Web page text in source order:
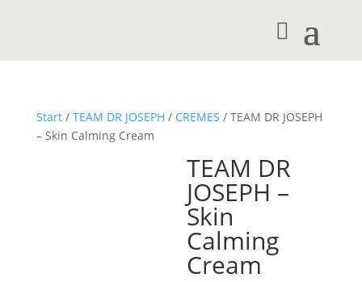
Start/ TEAM DR JOSEPH / CREMES / TEAM DR JOSEPH
– Skin Calming Cream
TEAM DR
JOSEPH –
Skin
Calming
Cream